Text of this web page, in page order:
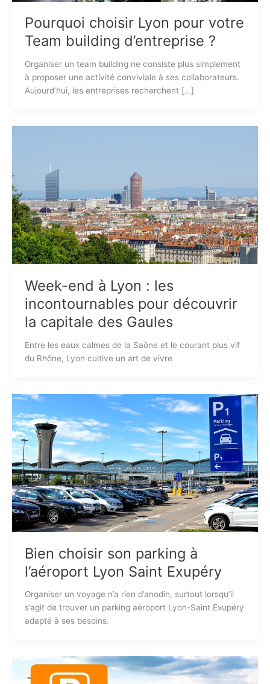
Pourquoi choisir Lyon pour votre
Team building d’entreprise ?
Organiser un team building ne consiste plus simplement
à proposer une activité conviviale à ses collaborateurs.
Aujourd’hui, les entreprises recherchent […]
Week-end à Lyon : les
incontournables pour découvrir
la capitale des Gaules
Entre les eaux calmes de la Saône et le courant plus vif
du Rhône, Lyon cultive un art de vivre
Bien choisir son parking à
l’aéroport Lyon Saint Exupéry
Organiser un voyage n’a rien d’anodin, surtout lorsqu’il
s’agit de trouver un parking aéroport Lyon-Saint Exupéry
adapté à ses besoins.